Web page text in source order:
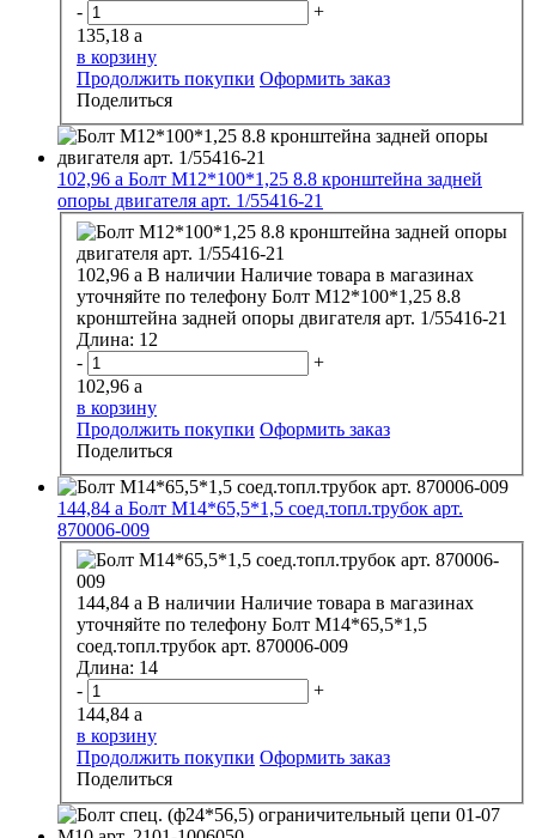
-
+
135,18 a
в корзину
Продолжить покупки Оформить заказ
Поделиться
102,96 a Болт М12*100*1,25 8.8 кронштейна задней
опоры двигателя арт. 1/55416-21
102,96 a В наличии Наличие товара в магазинах
уточняйте по телефону Болт М12*100*1,25 8.8
кронштейна задней опоры двигателя арт. 1/55416-21
Длина: 12
-
+
102,96 a
в корзину
Продолжить покупки Оформить заказ
Поделиться
144,84 a Болт М14*65,5*1,5 соед.топл.трубок арт.
870006-009
144,84 a В наличии Наличие товара в магазинах
уточняйте по телефону Болт М14*65,5*1,5
соед.топл.трубок арт. 870006-009
Длина: 14
-
+
144,84 a
в корзину
Продолжить покупки Оформить заказ
Поделиться